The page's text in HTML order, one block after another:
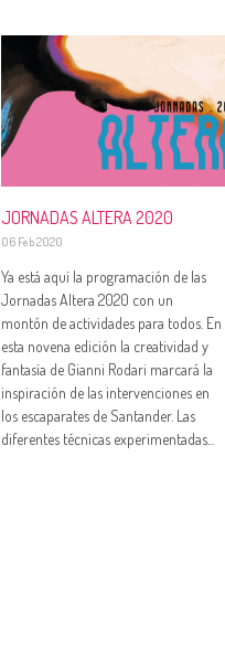
JORNADAS ALTERA 2020
06 Feb 2020
Ya está aquí la programación de las
Jornadas Altera 2020 con un
montón de actividades para todos. En
esta novena edición la creatividad y
fantasía de Gianni Rodari marcará la
inspiración de las intervenciones en
los escaparates de Santander. Las
diferentes técnicas experimentadas...